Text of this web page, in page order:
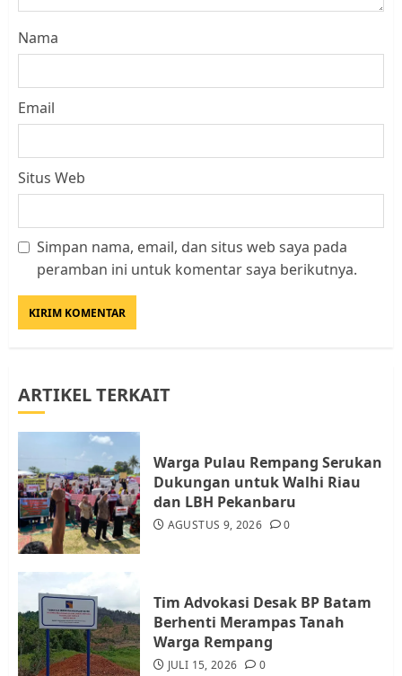
Nama
Email
Situs Web
Simpan nama, email, dan situs web saya pada
peramban ini untuk komentar saya berikutnya.
ARTIKEL TERKAIT
Warga Pulau Rempang Serukan
Dukungan untuk Walhi Riau
dan LBH Pekanbaru
AGUSTUS 9, 2026 0
Tim Advokasi Desak BP Batam
Berhenti Merampas Tanah
Warga Rempang
JULI 15, 2026 0
Kader Pajak jadi Penghubung
4
JULI 21, 2026 0
5
Resahkan Warga
JULI 17, 2026 0